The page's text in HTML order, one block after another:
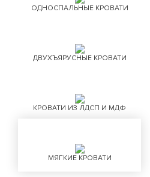
ОДНОСПАЛЬНЫЕ КРОВАТИ
ДВУХЪЯРУСНЫЕ КРОВАТИ
КРОВАТИ ИЗ ЛДСП И МДФ
МЯГКИЕ КРОВАТИ